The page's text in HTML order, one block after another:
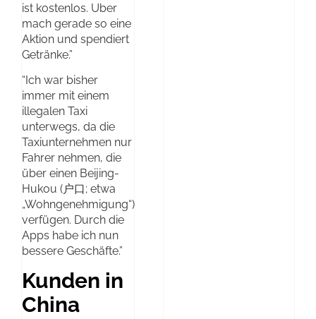
ist kostenlos. Uber
mach gerade so eine
Aktion und spendiert
Getränke.”
“Ich war bisher
immer mit einem
illegalen Taxi
unterwegs, da die
Taxiunternehmen nur
Fahrer nehmen, die
über einen Beijing-
Hukou (户口; etwa
„Wohngenehmigung“)
verfügen. Durch die
Apps habe ich nun
bessere Geschäfte.”
Kunden in
China